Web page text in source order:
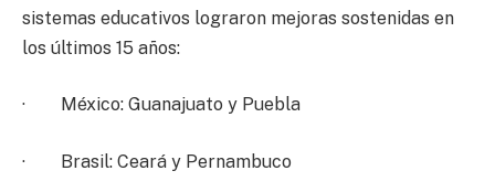
sistemas educativos lograron mejoras sostenidas en
los últimos 15 años:
· México: Guanajuato y Puebla
· Brasil: Ceará y Pernambuco